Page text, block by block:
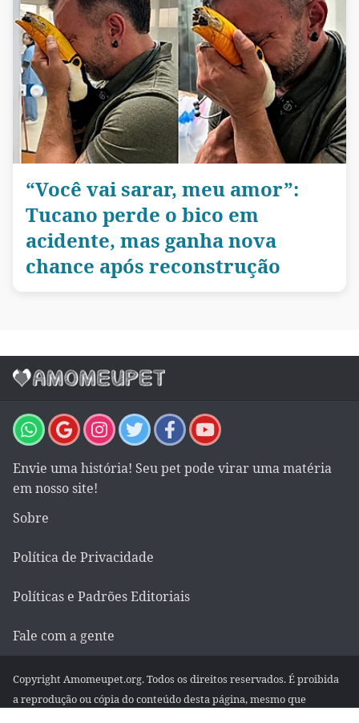
“Você vai sarar, meu amor”:
Tucano perde o bico em
acidente, mas ganha nova
chance após reconstrução
Envie uma história! Seu pet pode virar uma matéria
em nosso site!
Sobre
Política de Privacidade
Políticas e Padrões Editoriais
Fale com a gente
Copyright Amomeupet.org. Todos os direitos reservados. É proibida
a reprodução ou cópia do conteúdo desta página, mesmo que